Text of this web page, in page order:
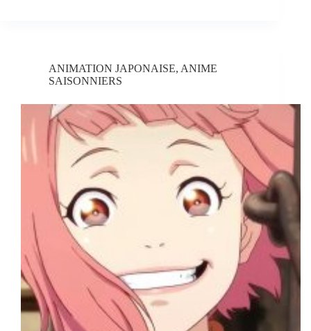
ANIMATION JAPONAISE, ANIME
SAISONNIERS